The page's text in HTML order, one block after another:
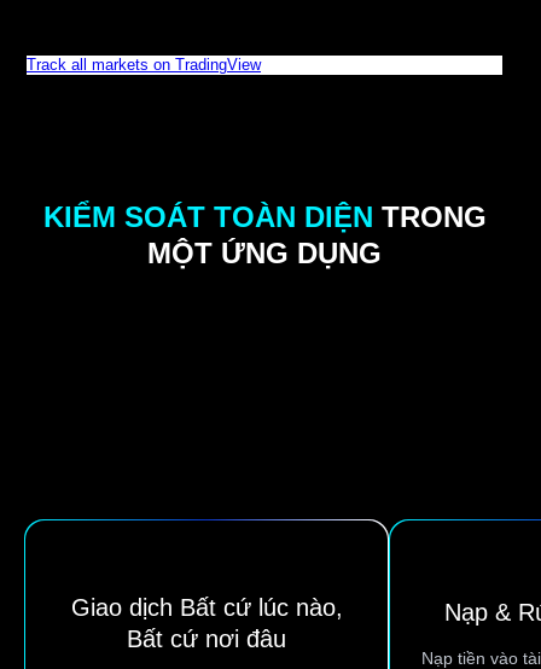
KIỂM SOÁT TOÀN DIỆN TRONG
MỘT ỨNG DỤNG
Track all markets on TradingView
Giao dịch Bất cứ lúc nào,
Bất cứ nơi đâu
Nạp &
Nạp tiền vào